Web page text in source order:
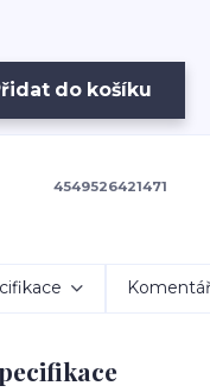
do košíku
4549526421471